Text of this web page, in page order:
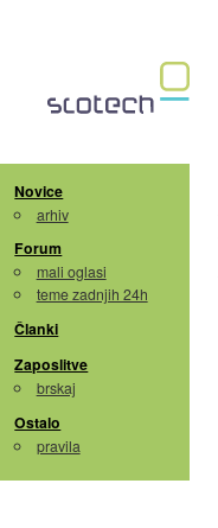
Novice
arhiv
Forum
mali oglasi
teme zadnjih 24h
Članki
Zaposlitve
brskaj
Ostalo
pravila